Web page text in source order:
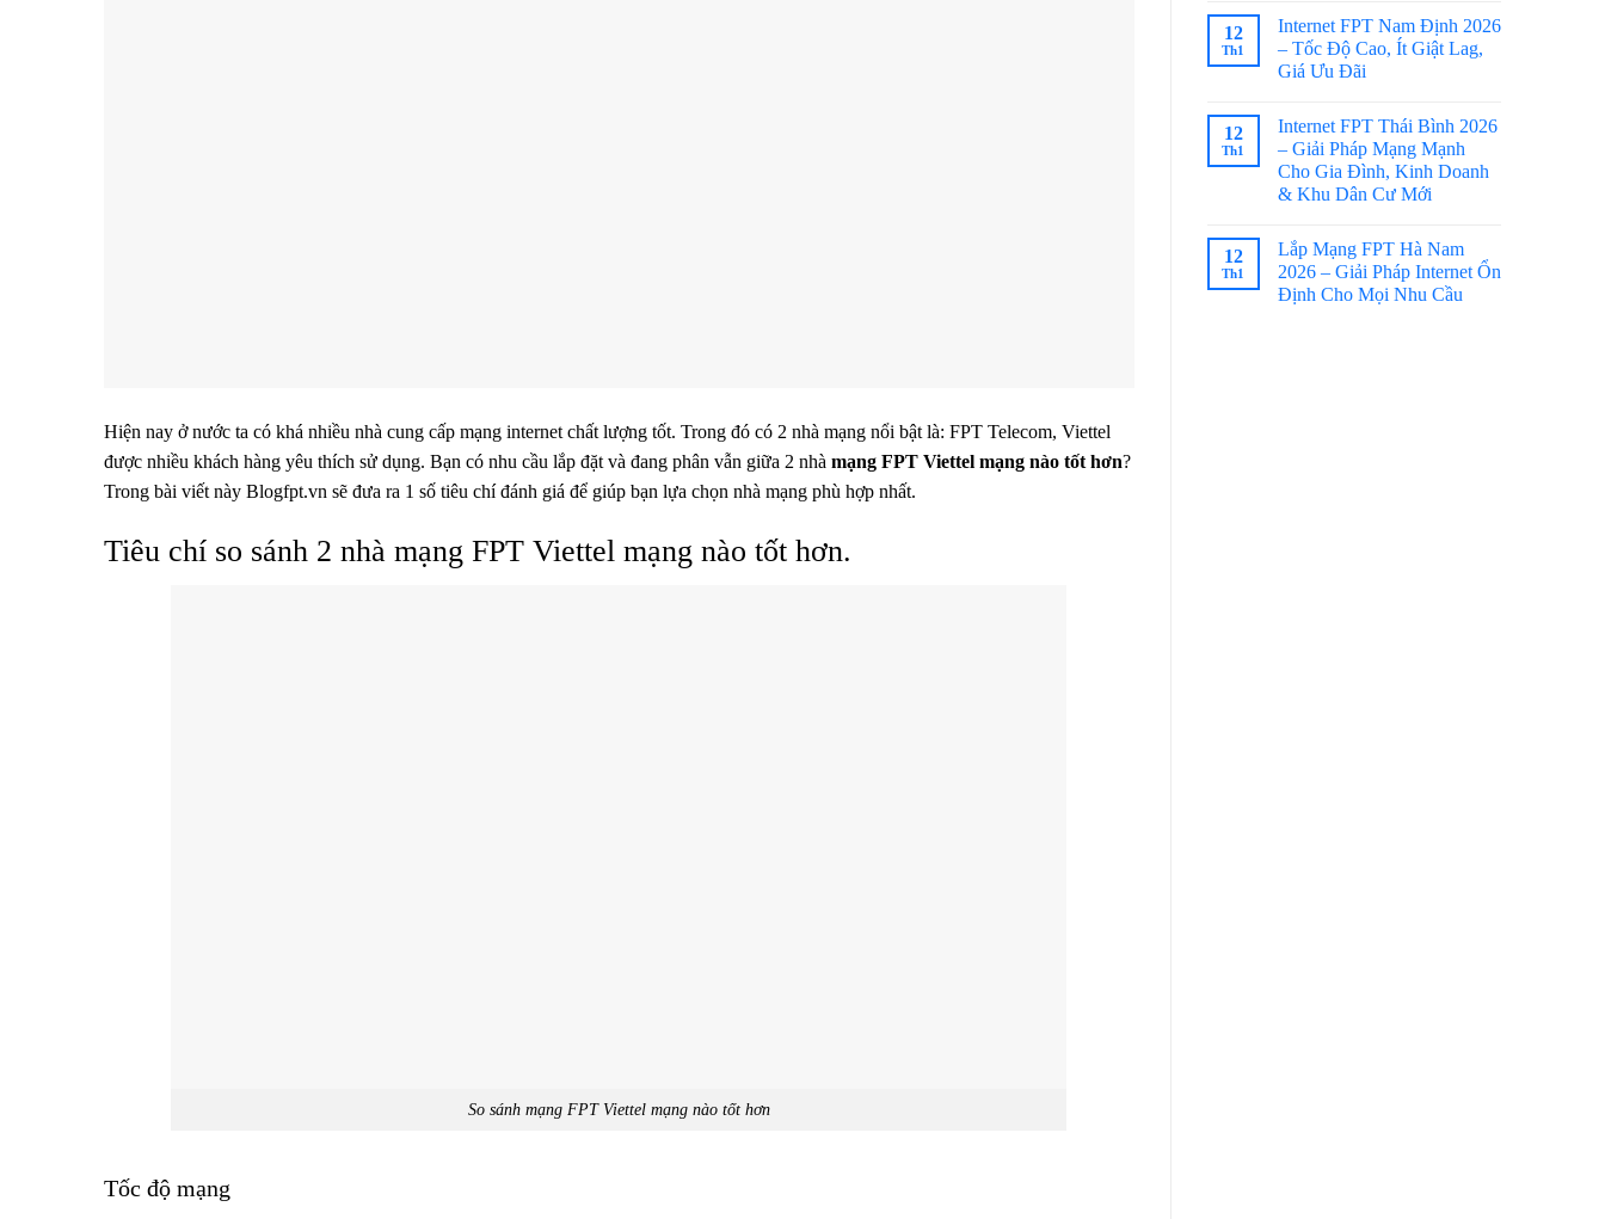
Hiện nay ở nước ta có khá nhiều nhà cung cấp mạng internet chất lượng tốt. Trong đó có 2 nhà mạng nổi bật là: FPT Telecom, Viettel
được nhiều khách hàng yêu thích sử dụng. Bạn có nhu cầu lắp đặt và đang phân vẫn giữa 2 nhà mạng FPT Viettel mạng nào tốt hơn?
Trong bài viết này Blogfpt.vn sẽ đưa ra 1 số tiêu chí đánh giá để giúp bạn lựa chọn nhà mạng phù hợp nhất.
Tiêu chí so sánh 2 nhà mạng FPT Viettel mạng nào tốt hơn.
So sánh mạng FPT Viettel mạng nào tốt hơn
Tốc độ mạng
12
Th1
Internet FPT Nam Định 2026
– Tốc Độ Cao, Ít Giật Lag,
Giá Ưu Đãi
12
Th1
Internet FPT Thái Bình 2026
– Giải Pháp Mạng Mạnh
Cho Gia Đình, Kinh Doanh
& Khu Dân Cư Mới
12
Th1
Lắp Mạng FPT Hà Nam
2026 – Giải Pháp Internet Ổn
Định Cho Mọi Nhu Cầu